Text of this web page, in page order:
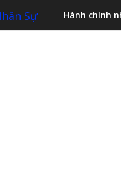
Hành chính